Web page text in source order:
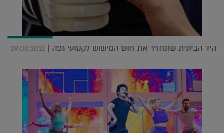
היד הביונית שתחזיר את חוש המישוש לקטועי גפה | 29.08.2021